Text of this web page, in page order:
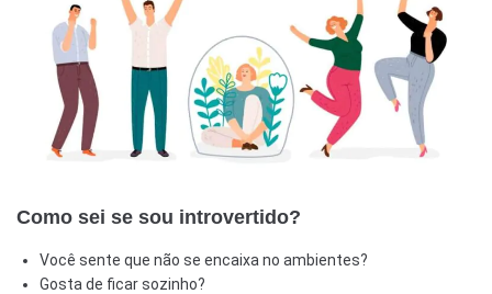
Como sei se sou introvertido?
Você sente que não se encaixa no ambientes?
Gosta de ficar sozinho?